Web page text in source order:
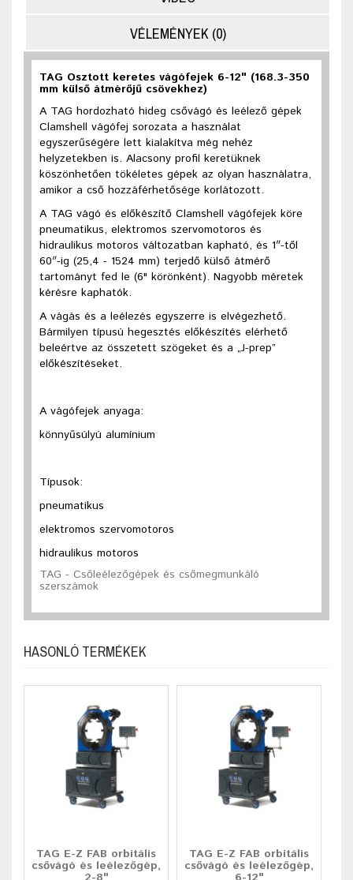
VÉLEMÉNYEK (0)
TAG Osztott keretes vágófejek 6-12" (168.3-350
mm külső átmérőjű csövekhez)
A TAG hordozható hideg csővágó és leélező gépek
Clamshell vágófej sorozata a használat
egyszerűségére lett kialakítva még nehéz
helyzetekben is. Alacsony profil keretüknek
köszönhetően tökéletes gépek az olyan használatra,
amikor a cső hozzáférhetősége korlátozott.
A TAG vágó és előkészítő Clamshell vágófejek köre
pneumatikus, elektromos szervomotoros és
hidraulikus motoros változatban kapható, és 1″-től
60″-ig (25,4 - 1524 mm) terjedő külső átmérő
tartományt fed le (6" körönként). Nagyobb méretek
kérésre kaphatók.
A vágás és a leélezés egyszerre is elvégezhető.
Bármilyen típusú hegesztés előkészítés elérhető
beleértve az összetett szögeket és a „J-prep”
előkészítéseket.
A vágófejek anyaga:
könnyűsúlyú alumínium
Típusok:
pneumatikus
elektromos szervomotoros
hidraulikus motoros
TAG - Csőleélezőgépek és csőmegmunkáló
szerszámok
HASONLÓ TERMÉKEK
TAG E-Z FAB orbitális
csővágó és leélezőgép,
TAG E-Z FAB orbitális
csővágó és leélezőgép,